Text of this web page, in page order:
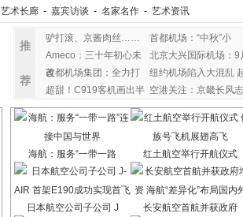
术长廊 - 嘉宾访谈 - 名家名作 - 艺术资讯
推
荐
驴打滚、京酱肉丝……
首都机场：“中秋”小
Ameco：三十年初心未
改
北京大兴国际机场：9
首都机场集团：全力打
纽约机场陷入大混乱
超甜！C919客机画出半 空港关注：京畿长风志
海航：服务“一带一路 红土航空举行开航仪式
日本航空公司子公司 J 长安航空首航并获政府